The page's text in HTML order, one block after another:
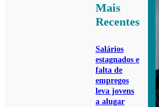
Mais
Recentes
Salários
estagnados e
falta de
empregos
leva jovens
a alugar